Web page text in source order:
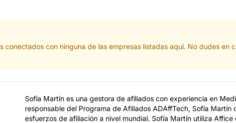
con ninguna de las empresas listadas aquí. No dudes en
Sofía Martín es una gestora de afiliados con experiencia en
responsable del Programa de Afiliados ADAffTech, Sofía Martín
esfuerzos de afiliación a nivel mundial. Sofía Martín utiliza Affice